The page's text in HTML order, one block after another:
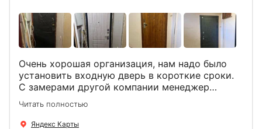
Очень хорошая организация, нам надо было
установить входную дверь в короткие сроки.
С замерами другой компании менеджер
компании Филлип, быстро предоставил нам
варианты дверей, монтаж тоже был очень
четкий, позвонили, согласовали и установили
Читать полностью
Яндекс Карты